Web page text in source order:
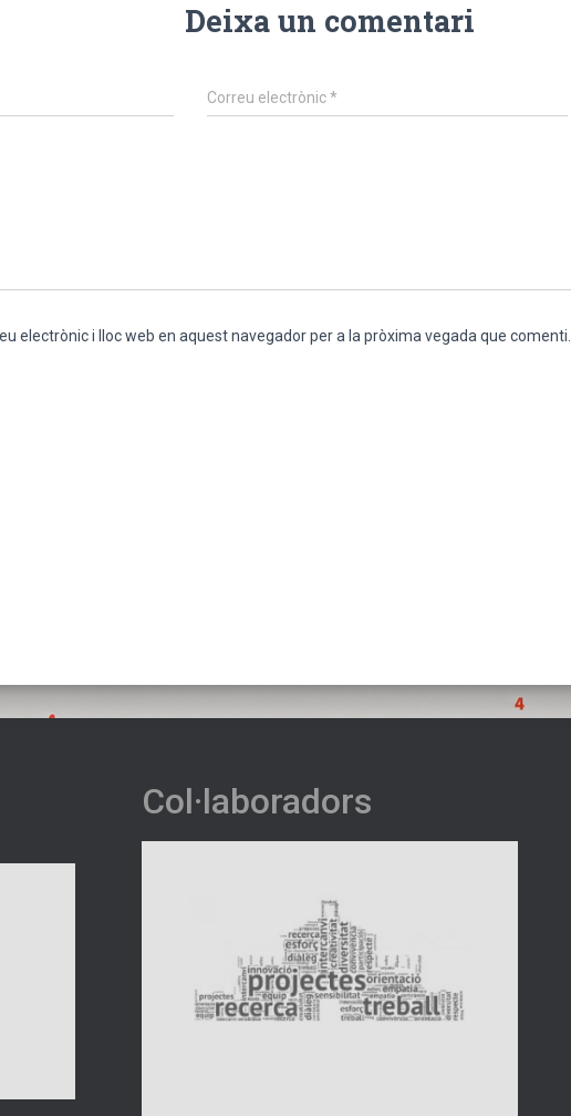
Deixa un comentari
Correu electrònic*
electrònic i lloc web en aquest navegador per a la pròxima vegada que comenti.
Col·laboradors